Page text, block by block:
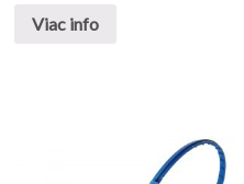
Viac info